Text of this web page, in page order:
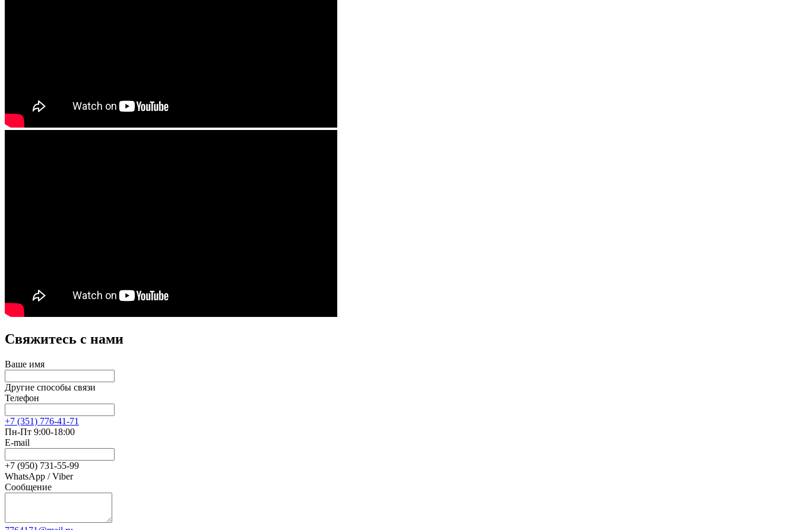
Свяжитесь с нами
Ваше имя
Другие способы связи
Телефон
+7 (351) 776-41-71
Пн-Пт 9:00-18:00
E-mail
+7 (950) 731-55-99
WhatsApp / Viber
Сообщение